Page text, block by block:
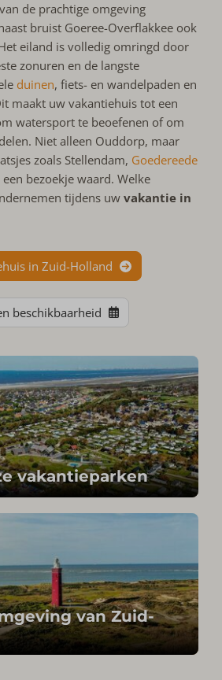
de prachtige omgeving
bruist Goeree-Overflakkee ook
eiland is volledig omringd door
zonuren en de langste
duinen, fiets- en wandelpaden en
maakt uw vakantiehuis tot een
watersport te beoefenen of om
Niet alleen Ouddorp, maar
zoals Stellendam, Goedereede
bezoekje waard. Welke
tijdens uwvakantie in
in Zuid-Holland
beschikbaarheid
vakantieparken
van Zuid-